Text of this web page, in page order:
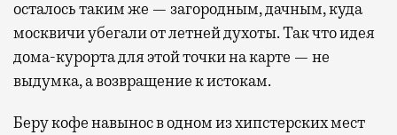
осталось таким же — загородным, дачным, куда
москвичи убегали от летней духоты. Так что идея
дома-курорта для этой точки на карте — не
выдумка, а возвращение к истокам.
Беру кофе навынос в одном из хипстерских мест